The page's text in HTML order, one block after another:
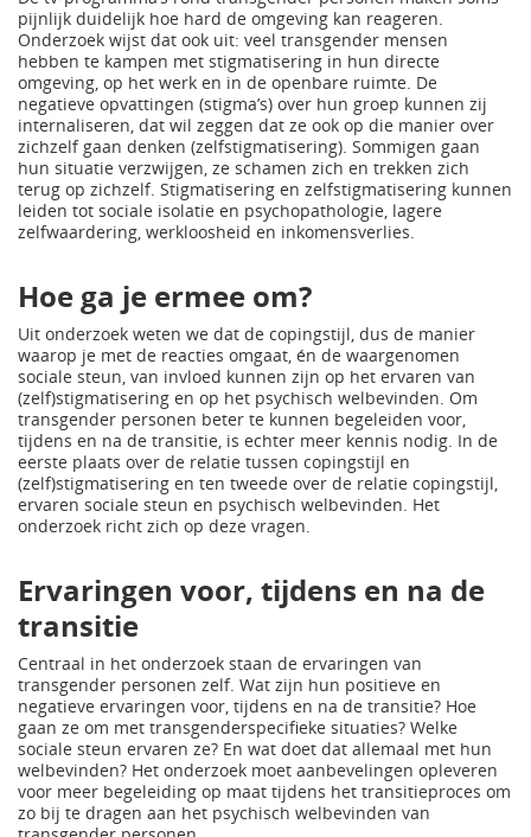
pijnlijk duidelijk hoe hard de omgeving kan reageren.
Onderzoek wijst dat ook uit: veel transgender mensen
hebben te kampen met stigmatisering in hun directe
omgeving, op het werk en in de openbare ruimte. De
negatieve opvattingen (stigma’s) over hun groep kunnen zij
internaliseren, dat wil zeggen dat ze ook op die manier over
zichzelf gaan denken (zelfstigmatisering). Sommigen gaan
hun situatie verzwijgen, ze schamen zich en trekken zich
terug op zichzelf. Stigmatisering en zelfstigmatisering kunnen
leiden tot sociale isolatie en psychopathologie, lagere
zelfwaardering, werkloosheid en inkomensverlies.
Hoe ga je ermee om?
Uit onderzoek weten we dat de copingstijl, dus de manier
waarop je met de reacties omgaat, én de waargenomen
sociale steun, van invloed kunnen zijn op het ervaren van
(zelf)stigmatisering en op het psychisch welbevinden. Om
transgender personen beter te kunnen begeleiden voor,
tijdens en na de transitie, is echter meer kennis nodig. In de
eerste plaats over de relatie tussen copingstijl en
(zelf)stigmatisering en ten tweede over de relatie copingstijl,
ervaren sociale steun en psychisch welbevinden. Het
onderzoek richt zich op deze vragen.
Ervaringen voor, tijdens en na de
transitie
Centraal in het onderzoek staan de ervaringen van
transgender personen zelf. Wat zijn hun positieve en
negatieve ervaringen voor, tijdens en na de transitie? Hoe
gaan ze om met transgenderspecifieke situaties? Welke
sociale steun ervaren ze? En wat doet dat allemaal met hun
welbevinden? Het onderzoek moet aanbevelingen opleveren
voor meer begeleiding op maat tijdens het transitieproces om
zo bij te dragen aan het psychisch welbevinden van